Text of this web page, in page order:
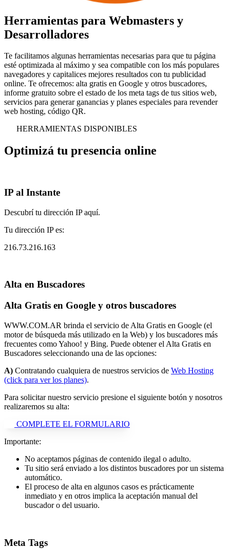
Herramientas para Webmasters y
Desarrolladores
Te facilitamos algunas herramientas necesarias para que tu página
esté optimizada al máximo y sea compatible con los más populares
navegadores y capitalices mejores resultados con tu publicidad
online. Te ofrecemos: alta gratis en Google y otros buscadores,
informe gratuito sobre el estado de los meta tags de tus sitios web,
servicios para generar ganancias y planes especiales para revender
web hosting, código QR.
HERRAMIENTAS DISPONIBLES
Optimizá tu presencia online
IP al Instante
Descubrí tu dirección IP aquí.
Tu dirección IP es:
216.73.216.163
Alta en Buscadores
Alta Gratis en Google y otros buscadores
WWW.COM.AR brinda el servicio de Alta Gratis en Google (el
motor de búsqueda más utilizado en la Web) y los buscadores más
frecuentes como Yahoo! y Bing. Puede obtener el Alta Gratis en
Buscadores seleccionando una de las opciones:
A) Contratando cualquiera de nuestros servicios de Web Hosting
(click para ver los planes).
Para solicitar nuestro servicio presione el siguiente botón y nosotros
realizaremos su alta:
COMPLETE EL FORMULARIO
Importante:
No aceptamos páginas de contenido ilegal o adulto.
Tu sitio será enviado a los distintos buscadores por un sistema
automático.
El proceso de alta en algunos casos es prácticamente
inmediato y en otros implica la aceptación manual del
buscador o del usuario.
Meta Tags